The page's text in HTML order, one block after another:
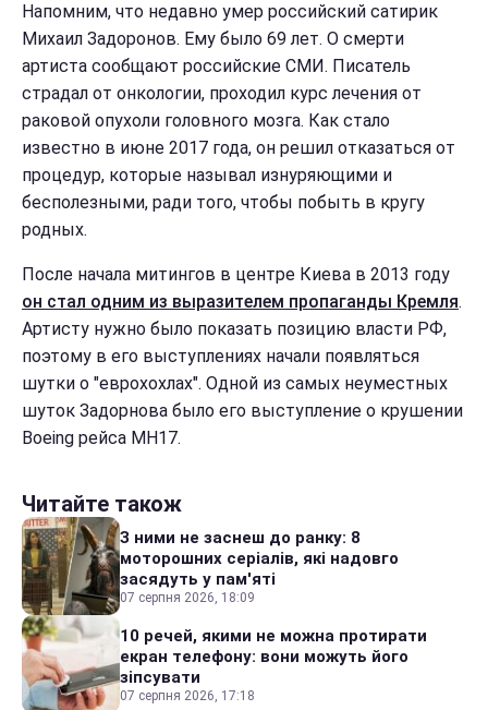
Напомним, что недавно умер российский сатирик
Михаил Задоронов. Ему было 69 лет. О смерти
артиста сообщают российские СМИ. Писатель
страдал от онкологии, проходил курс лечения от
раковой опухоли головного мозга. Как стало
известно в июне 2017 года, он решил отказаться от
процедур, которые называл изнуряющими и
бесполезными, ради того, чтобы побыть в кругу
родных.
После начала митингов в центре Киева в 2013 году
он стал одним из выразителем пропаганды Кремля.
Артисту нужно было показать позицию власти РФ,
поэтому в его выступлениях начали появляться
шутки о "еврохохлах". Одной из самых неуместных
шуток Задорнова было его выступление о крушении
Boeing рейса МН17.
Читайте також
З ними не заснеш до ранку: 8
моторошних серіалів, які надовго
засядуть у пам'яті
07 серпня 2026, 18:09
10 речей, якими не можна протирати
екран телефону: вони можуть його
зіпсувати
07 серпня 2026, 17:18